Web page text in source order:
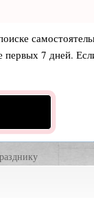
первых 7 дней.